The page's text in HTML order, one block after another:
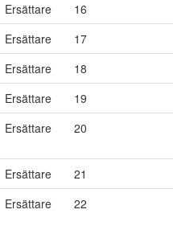
Ersättare
16
Ersättare
17
Ersättare
18
Ersättare
19
Ersättare 20
Ersättare
21
Ersättare 22